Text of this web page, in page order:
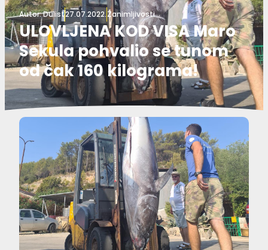
Autor:Dulist27.07.2022.Zanimljivosti
ULOVLJENA KOD VISA Maro
Sekula pohvalio se tunom
od čak 160 kilograma!